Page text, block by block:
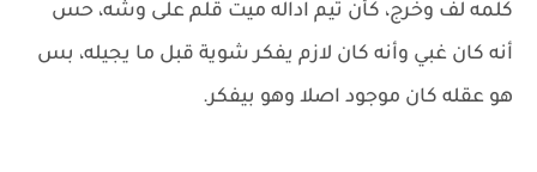
كلمه لف وخرج، كأن تيم اداله ميت قلم على وشه، حس
أنه كان غبي وأنه كان لازم يفكر شوية قبل ما يجيله، بس
هو عقله كان موجود اصلا وهو بيفكر.